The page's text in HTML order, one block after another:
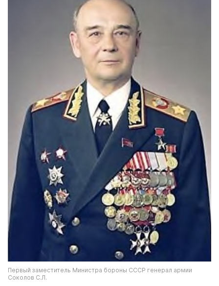
Первый заместитель Министра бороны СССР генерал армии
Соколов С.Л.